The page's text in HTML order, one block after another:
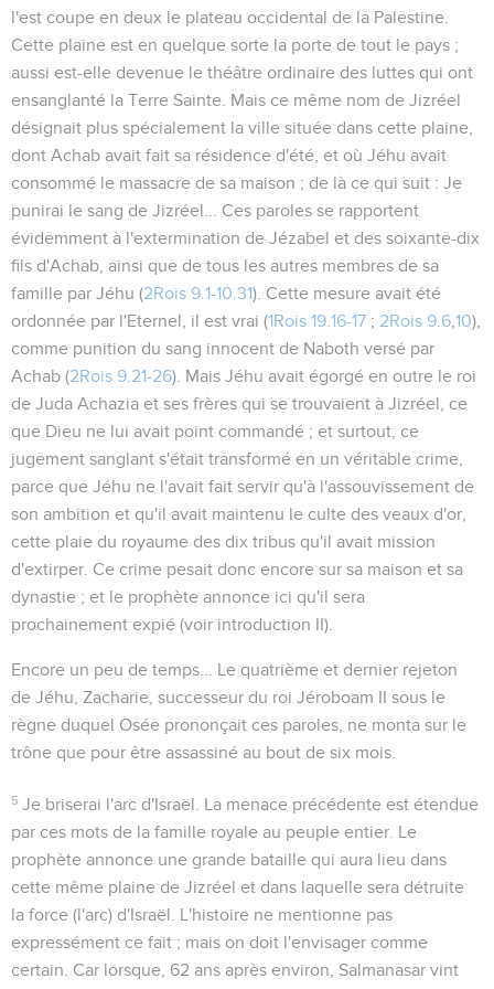
l'est coupe en deux le plateau occidental de la Palestine.
Cette plaine est en quelque sorte la porte de tout le pays ;
aussi est-elle devenue le théâtre ordinaire des luttes qui ont
ensanglanté la Terre Sainte. Mais ce même nom de Jizréel
désignait plus spécialement la ville située dans cette plaine,
dont Achab avait fait sa résidence d'été, et où Jéhu avait
consommé le massacre de sa maison ; de là ce qui suit : Je
punirai le sang de Jizréel...
Ces paroles se rapportent
évidemment à l'extermination de Jézabel et des soixante-dix
fils d'Achab, ainsi que de tous les autres membres de sa
famille par Jéhu (2Rois 9.1-10.31). Cette mesure avait été
ordonnée par l'Eternel, il est vrai (1Rois 19.16-17 ; 2Rois 9.6 10),
comme punition du sang innocent de Naboth versé par
Achab (2Rois 9.21-26). Mais Jéhu avait égorgé en outre le roi
de Juda Achazia et ses frères qui se trouvaient à Jizréel, ce
que Dieu ne lui avait point commandé ; et surtout, ce
jugement sanglant s'était transformé en un véritable crime,
parce que Jéhu ne l'avait fait servir qu'à l'assouvissement de
son ambition et qu'il avait maintenu le culte des veaux d'or,
cette plaie du royaume des dix tribus qu'il avait mission
d'extirper. Ce crime pesait donc encore sur sa maison et sa
dynastie ; et le prophète annonce ici qu'il sera
prochainement expié (voir introduction II).
Encore un peu de temps...
Le quatrième et dernier rejeton
de Jéhu, Zacharie, successeur du roi Jéroboam II sous le
règne duquel Osée prononçait ces paroles, ne monta sur le
trône que pour être assassiné au bout de six mois.
5 Je briserai l'arc d'Israël.
La menace précédente est étendue
par ces mots de la famille royale au peuple entier. Le
prophète annonce une grande bataille qui aura lieu dans
cette même plaine de Jizréel et dans laquelle sera détruite
la force (l'arc) d'Israël. L'histoire ne mentionne pas
expressément ce fait ; mais on doit l'envisager comme
certain. Car lorsque, 62 ans après environ, Salmanasar vint